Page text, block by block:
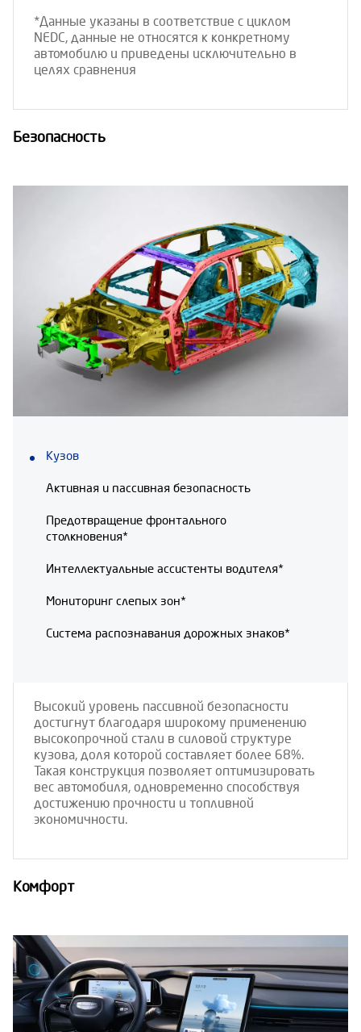
*Данные указаны в соответствие с циклом
NEDC, данные не относятся к конкретному
автомобилю и приведены исключительно в
целях сравнения
Безопасность
Кузов
Активная и пассивная безопасность
Предотвращение фронтального
столкновения*
Интеллектуальные ассистенты водителя*
Мониторинг слепых зон*
Система распознавания дорожных знаков*
Высокий уровень пассивной безопасности
достигнут благодаря широкому применению
высокопрочной стали в силовой структуре
кузова, доля которой составляет более 68%.
Такая конструкция позволяет оптимизировать
вес автомобиля, одновременно способствуя
достижению прочности и топливной
экономичности.
Комфорт